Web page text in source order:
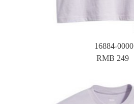
16884-0000
RMB 249